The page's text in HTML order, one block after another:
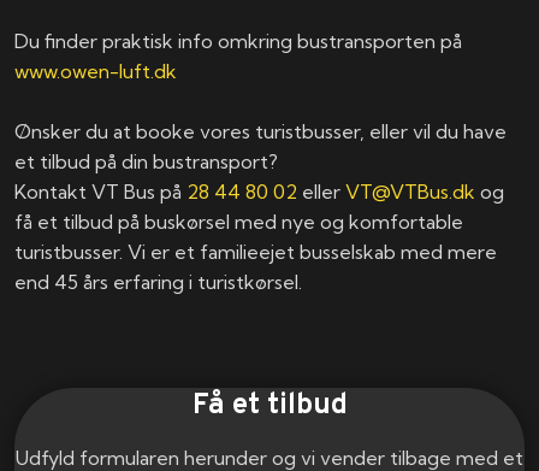
Du finder praktisk info omkring bustransporten på
www.owen-luft.dk
Ønsker du at booke vores turistbusser, eller vil du have
et tilbud på din bustransport?
Kontakt VT Bus på 28 44 80 02 ellerVT@VTBus.dk og
få et tilbud på buskørsel med nye og komfortable
turistbusser. Vi er et familieejet busselskab med mere
end 45 års erfaring i turistkørsel.
Få et tilbud
Udfyld formularen herunder og vi vender tilbage med et